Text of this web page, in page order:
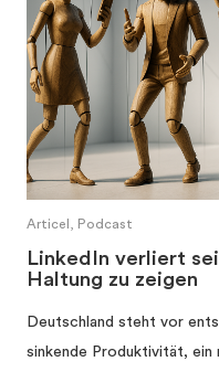
Articel, Podcast
LinkedIn verliert
Haltung zu zeigen
Deutschland steht vor
sinkende Produktivität, ein